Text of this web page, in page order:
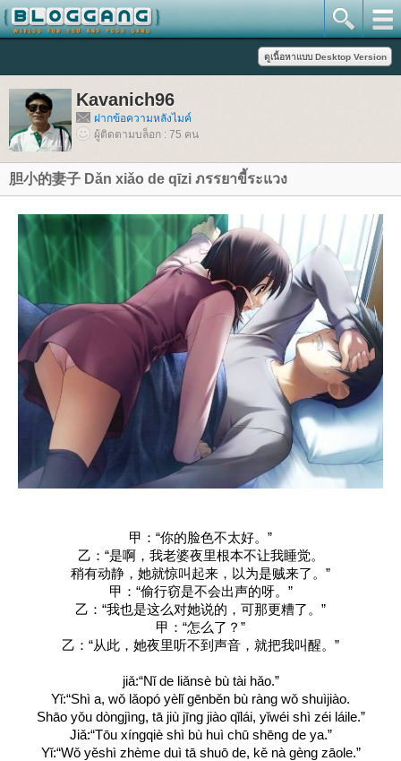
Kavanich96
ฝากข้อความหลังไมค์
ผู้ติดตามบล็อก : 75 คน
胆小的妻子 Dǎn xiǎo de qīzi ภรรยาขี้ระแวง
甲：“你的脸色不太好。”
乙：“是啊，我老婆夜里根本不让我睡觉。
稍有动静，她就惊叫起来，以为是贼来了。”
甲：“偷行窃是不会出声的呀。”
乙：“我也是这么对她说的，可那更糟了。”
甲：“怎么了？”
乙：“从此，她夜里听不到声音，就把我叫醒。”
jiǎ:“Nǐ de liǎnsè bù tài hǎo.”
Yǐ:“Shì a, wǒ lǎopó yèlǐ gēnběn bù ràng wǒ shuìjiào.
Shāo yǒu dòngjìng, tā jiù jīng jiào qǐlái, yǐwéi shì zéi láile.”
Jiǎ:“Tōu xíngqiè shì bù huì chū shēng de ya.”
Yǐ:“Wǒ yěshì zhème duì tā shuō de, kě nà gèng zāole.”